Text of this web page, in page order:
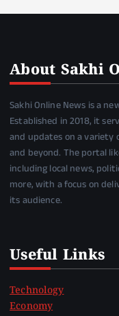
About Sakhi
Sakhi Online News is a
Established in 2018, it
and updates on a
and beyond. The portal
including local news,
more, with a focus on
its audience.
Useful Links
Technology
Economy